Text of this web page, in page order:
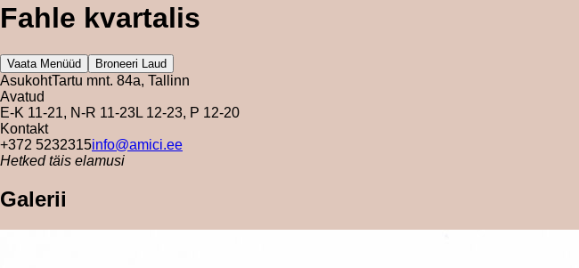
Fahle kvartalis
Vaata Menüüd Broneeri Laud
AsukohtTartu mnt. 84a, Tallinn
Avatud
E-K 11-21, N-R 11-23L 12-23, P 12-20
Kontakt
+372 5232315info@amici.ee
Hetked täis elamusi
Galerii